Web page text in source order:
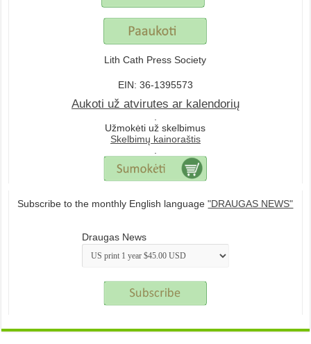
Lith Cath Press Society
EIN: 36-1395573
Aukoti už atvirutes ar kalendorių
.
Užmokėti už skelbimus
Skelbimų kainoraštis
.
Subscribe to the monthly English language"DRAUGAS NEWS"
Draugas News